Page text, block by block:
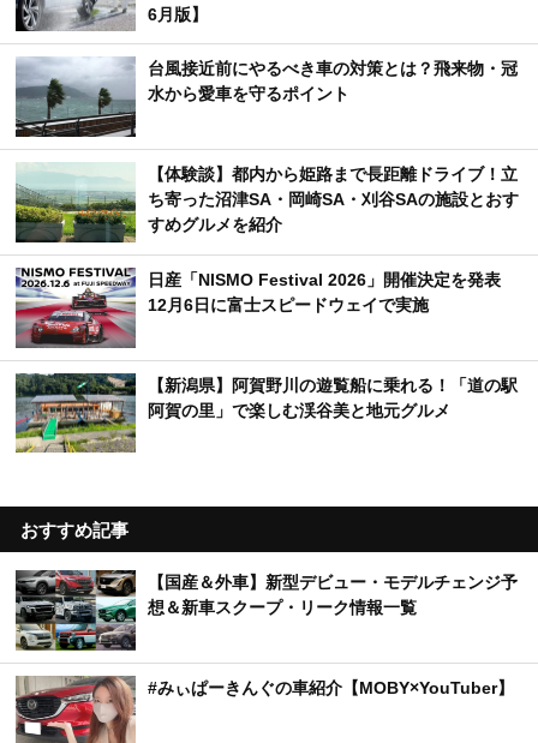
6月版】
台風接近前にやるべき車の対策とは？飛来物・冠
水から愛車を守るポイント
【体験談】都内から姫路まで長距離ドライブ！立
ち寄った沼津SA・岡崎SA・刈谷SAの施設とおす
すめグルメを紹介
日産「NISMO Festival 2026」開催決定を発表
12月6日に富士スピードウェイで実施
【新潟県】阿賀野川の遊覧船に乗れる！「道の駅
阿賀の里」で楽しむ渓谷美と地元グルメ
おすすめ記事
【国産＆外車】新型デビュー・モデルチェンジ予
想＆新車スクープ・リーク情報一覧
#みぃぱーきんぐの車紹介【MOBY×YouTuber】